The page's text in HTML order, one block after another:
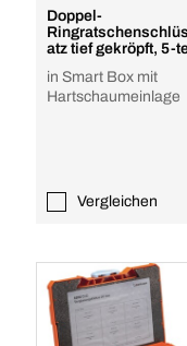
Doppel-
atz tief gekröpft, 5-
in Smart Box mit
Hartschaumeinlage
Vergleichen